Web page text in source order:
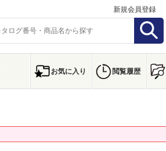
新規会員登録
お気に入り 閲覧履歴